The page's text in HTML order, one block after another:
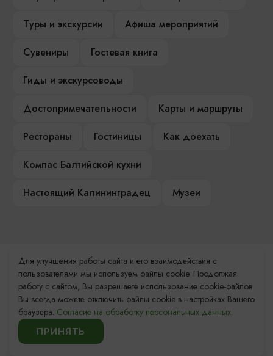
Туры и экскурсии
Афиша мероприятий
Сувениры
Гостевая книга
Гиды и экскурсоводы
Достопримечательности
Карты и маршруты
Рестораны
Гостиницы
Как доехать
Компас Балтийской кухни
Настоящий Калининградец
Музеи
Контакты Туристского
информационного центра
+7 (4012) 555-200
8 (800) 200-55-39
Для улучшения работы сайта и его взаимодействия с
пользователями мы используем файлы cookie. Продолжая
работу с сайтом, Вы разрешаете использование cookie-файлов.
Вы всегда можете отключить файлы cookie в настройках Вашего
браузера. Согласие на обработку персональных данных.
ПРИНЯТЬ